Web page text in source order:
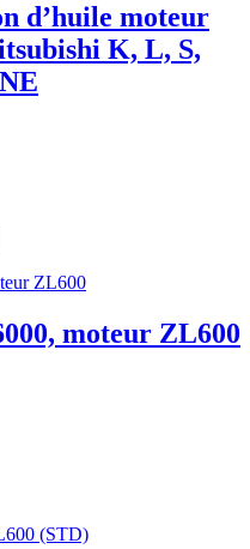
d’huile moteur
K, L, S,
moteur ZL600